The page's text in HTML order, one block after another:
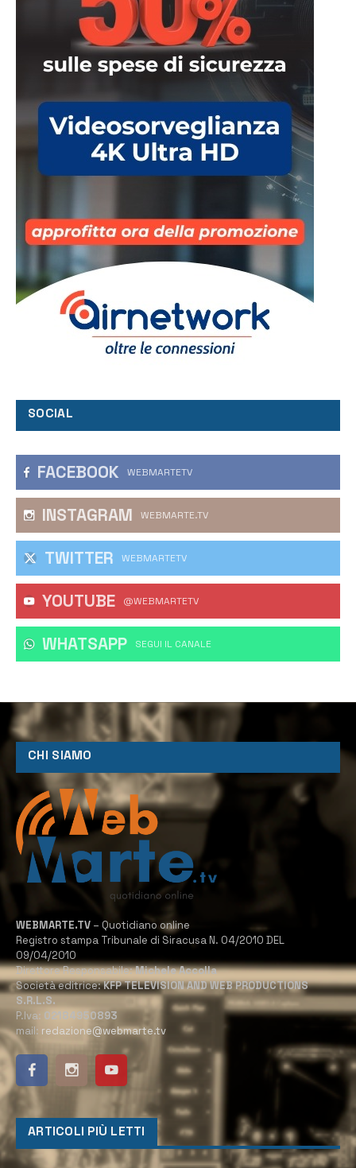
SOCIAL
FACEBOOK WEBMARTETV
INSTAGRAM WEBMARTE.TV
TWITTER WEBMARTETV
YOUTUBE @WEBMARTETV
WHATSAPP ‎SEGUI IL CANALE
CHI SIAMO
WEBMARTE.TV – Quotidiano online
Registro stampa Tribunale di Siracusa N. 04/2010 DEL
09/04/2010
Direttore Responsabile:Michele Accolla
Società editrice:KFP TELEVISION AND WEB PRODUCTIONS
S.R.L.S.
P.Iva: 02184950893
mail: redazione@webmarte.tv
ARTICOLI PIÙ LETTI